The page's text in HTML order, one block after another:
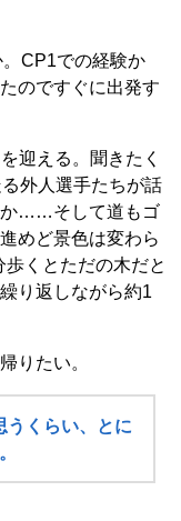
CP1での経験か
のですぐに出発す
迎える。聞きたく
外人選手たちが話
か……そして道もゴ
めど景色は変わら
くとただの木だと
り返しながら約1
りたい。
うくらい、とに